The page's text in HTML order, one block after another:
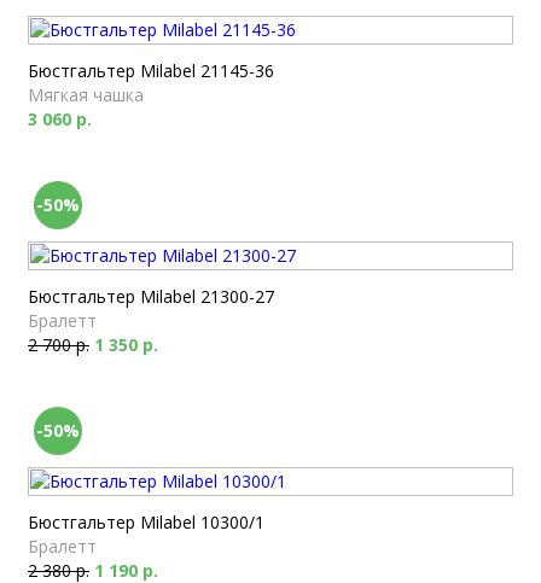
Бюстгальтер Milabel 21145-36
Мягкая чашка
3 060 р.
-50%
Бюстгальтер Milabel 21300-27
Бралетт
2 700 р. 1 350 р.
-50%
Бюстгальтер Milabel 10300/1
Бралетт
2 380 р. 1 190 р.